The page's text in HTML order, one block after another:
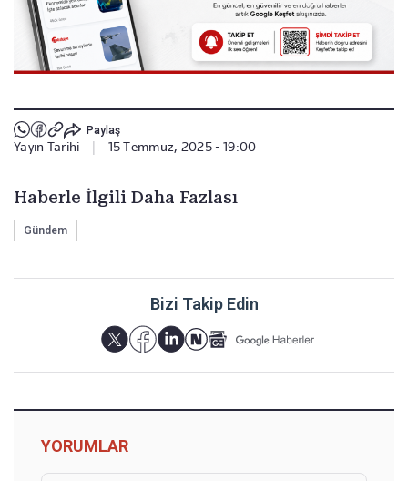
Paylaş
Yayın Tarihi 15 Temmuz, 2025 - 19:00
Haberle İlgili Daha Fazlası
Gündem
Bizi Takip Edin
YORUMLAR